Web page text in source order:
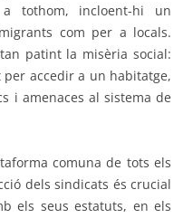
tothom, incloent-hi un
com per a locals.
patint la misèria social:
accedir a un habitatge,
i amenaces al sistema de
comuna de tots els
dels sindicats és crucial
els seus estatuts, en els